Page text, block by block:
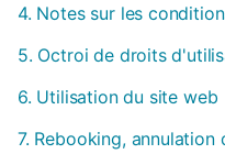
4. Notes sur les
5. Octroi de droits
6. Utilisation du site web
7. Rebooking, annulation